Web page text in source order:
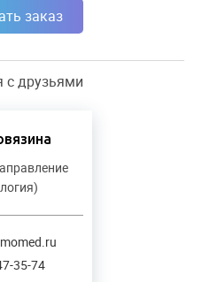
заказ
с друзьями
35-74